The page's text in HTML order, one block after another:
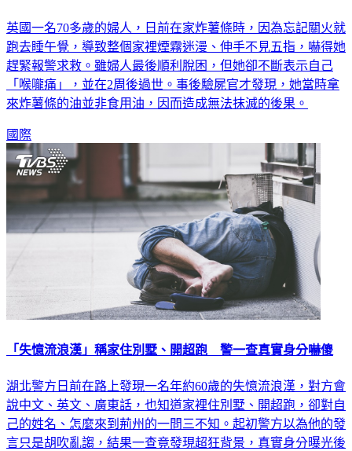
英國一名70多歲的婦人，日前在家炸薯條時，因為忘記關火就
跑去睡午覺，導致整個家裡煙霧迷漫、伸手不見五指，嚇得她
趕緊報警求救。雖婦人最後順利脫困，但她卻不斷表示自己
「喉嚨痛」，並在2周後過世。事後驗屍官才發現，她當時拿
來炸薯條的油並非食用油，因而造成無法抹滅的後果。
國際
「失憶流浪漢」稱家住別墅、開超跑 警一查真實身分嚇傻
湖北警方日前在路上發現一名年約60歲的失憶流浪漢，對方會
說中文、英文、廣東話，也知道家裡住別墅、開超跑，卻對自
己的姓名、怎麼來到荊州的一問三不知。起初警方以為他的發
言只是胡吹亂謅，結果一查竟發現超狂背景，真實身分曝光後